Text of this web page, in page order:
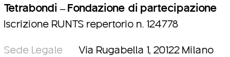
Tetrabondi – Fondazione di partecipazione
Iscrizione RUNTS repertorio n. 124778
Sede Legale
Via Rugabella 1, 20122 Milano